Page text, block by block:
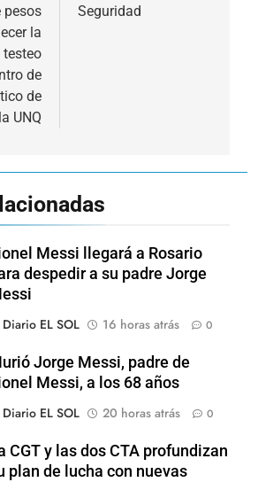
pesos
la
de
de
UNQ
Seguridad
Messi llegará a Rosario
despedir a su padre Jorge
Diario EL SOL
16 horas atrás 0
Jorge Messi, padre de
Messi, a los 68 años
Diario EL SOL
20 horas atrás 0
CGT y las dos CTA profundizan
plan de lucha con nuevas